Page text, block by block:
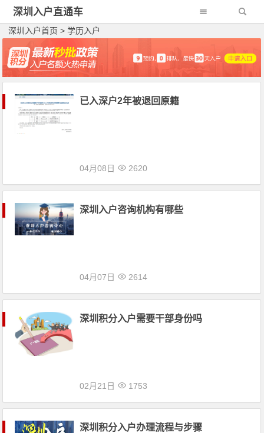
深圳入户直通车
深圳入户首页 > 学历入户
已入深户2年被退回原籍
04月08日 2620
深圳入户咨询机构有哪些
04月07日 2614
深圳积分入户需要干部身份吗
02月21日 1753
深圳积分入户办理流程与步骤